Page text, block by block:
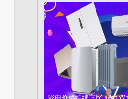
彩电价格持续下探 双11双